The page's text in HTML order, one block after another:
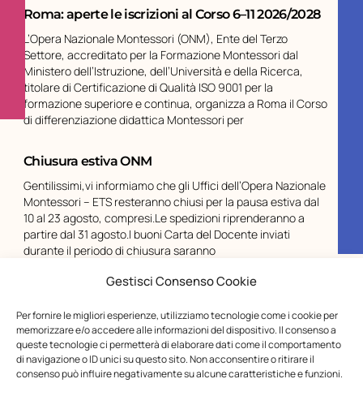
Gestisci Consenso Cookie
Per fornire le migliori esperienze, utilizziamo tecnologie come i cookie per
memorizzare e/o accedere alle informazioni del dispositivo. Il consenso a
queste tecnologie ci permetterà di elaborare dati come il comportamento
di navigazione o ID unici su questo sito. Non acconsentire o ritirare il
consenso può influire negativamente su alcune caratteristiche e funzioni.
Roma: aperte le iscrizioni al Corso 6–11 2026/2028
L’Opera Nazionale Montessori (ONM), Ente del Terzo
Settore, accreditato per la Formazione Montessori dal
Ministero dell’Istruzione, dell’Università e della Ricerca,
titolare di Certificazione di Qualità ISO 9001 per la
formazione superiore e continua, organizza a Roma il Corso
di differenziazione didattica Montessori per
Chiusura estiva ONM
Gentilissimi,vi informiamo che gli Uffici dell’Opera Nazionale
Montessori – ETS resteranno chiusi per la pausa estiva dal
10 al 23 agosto, compresi.Le spedizioni riprenderanno a
partire dal 31 agosto.I buoni Carta del Docente inviati
durante il periodo di chiusura saranno